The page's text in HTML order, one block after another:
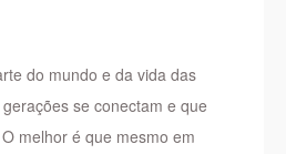
do mundo e da vida das
se conectam e que
melhor é que mesmo em